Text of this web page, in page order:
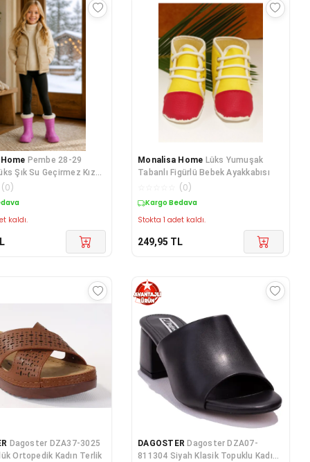
Pembe 28-29
Şık Su Geçirmez Kız
(0)
kaldı.
Monalisa Home Lüks Yumuşak
Tabanlı Figürlü Bebek Ayakkabısı
(0)
Kargo Bedava
Stokta 1 adet kaldı.
249,95 TL
Dagoster DZA37-3025
Ortopedik Kadın Terlik
DAGOSTER Dagoster DZA07-
811304 Siyah Klasik Topuklu Kadın